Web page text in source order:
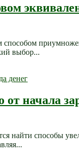
способом
выбор...
начала
найти способы